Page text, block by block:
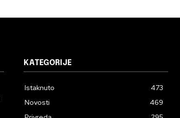
KATEGORIJE
Istaknuto
473
Novosti
469